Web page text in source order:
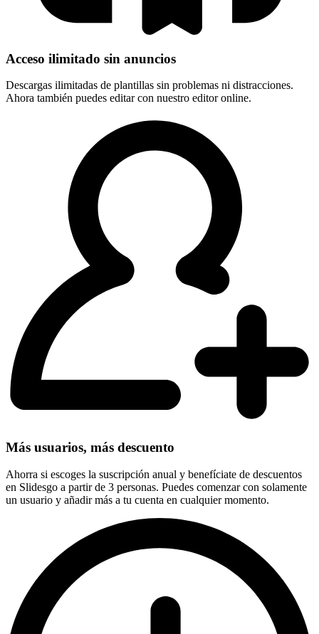
Acceso ilimitado sin anuncios
Descargas ilimitadas de plantillas sin problemas ni distracciones.
Ahora también puedes editar con nuestro editor online.
Más usuarios, más descuento
Ahorra si escoges la suscripción anual y benefíciate de descuentos
en Slidesgo a partir de 3 personas. Puedes comenzar con solamente
un usuario y añadir más a tu cuenta en cualquier momento.